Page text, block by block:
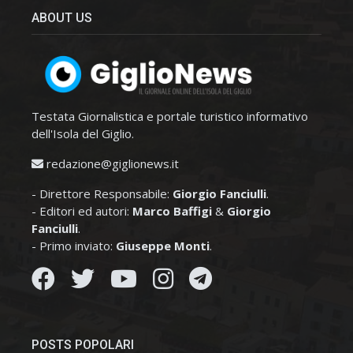
ABOUT US
Testata Giornalistica e portale turistico informativo
dell'Isola del Giglio.
redazione@giglionews.it
- Direttore Responsabile: Giorgio Fanciulli.
- Editori ed autori: Marco Baffigi & Giorgio
Fanciulli.
- Primo inviato: Giuseppe Monti.
POSTS POPOLARI